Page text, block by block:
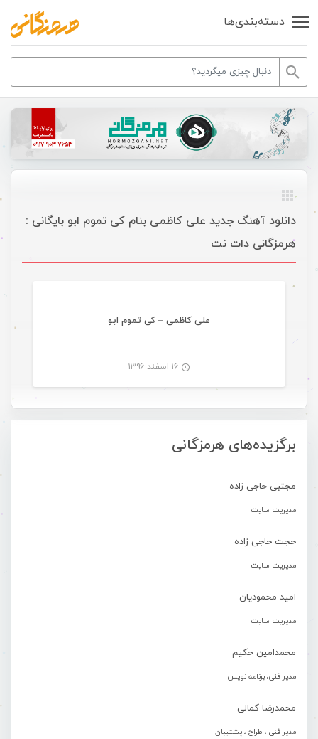
دسته‌بندی‌ها
برگزیده‌های هرمزگانی
مجتبی حاجی زاده
مدیریت سایت
حجت حاجی زاده
مدیریت سایت
امید محمودیان
مدیریت سایت
محمدامین حکیم
مدیر فنی، برنامه نویس
محمدرضا کمالی
مدیر فنی ، طراح ، پشتیبان
دانلود آهنگ جدید علی کاظمی بنام کی تموم ابو بایگانی :
هرمزگانی دات نت
علی کاظمی – کی تموم ابو
۱۶ اسفند ۱۳۹۶